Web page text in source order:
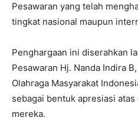
Pesawaran yang telah
tingkat nasional maupun
Penghargaan ini diserahkan
Pesawaran Hj. Nanda Indira
Olahraga Masyarakat
sebagai bentuk apresiasi
mereka.